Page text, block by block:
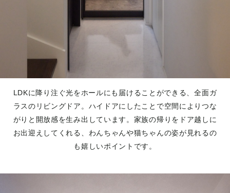
LDKに降り注ぐ光をホールにも届けることができる、全面ガ
ラスのリビングドア。ハイドアにしたことで空間によりつな
がりと開放感を生み出しています。家族の帰りをドア越しに
お出迎えしてくれる、わんちゃんや猫ちゃんの姿が見れるの
も嬉しいポイントです。